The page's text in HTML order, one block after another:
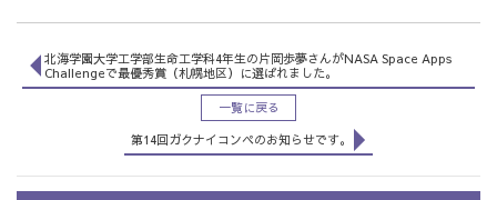
北海学園大学工学部生命工学科4年生の片岡歩夢さんがNASA Space Apps
Challengeで最優秀賞（札幌地区）に選ばれました。
一覧に戻る
第14回ガクナイコンペのお知らせです。